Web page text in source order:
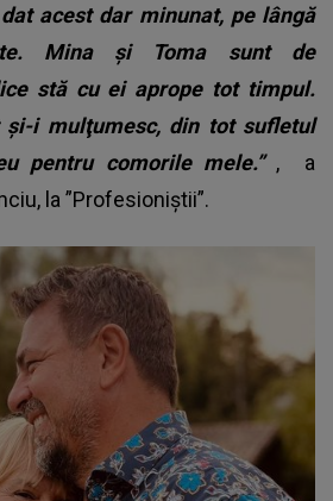
acest dar minunat, pe lângă
Mina şi Toma sunt de
stă cu ei aprope tot timpul.
şi-i mulţumesc, din tot sufletul
pentru comorile mele.” , a
la ”Profesioniştii”.